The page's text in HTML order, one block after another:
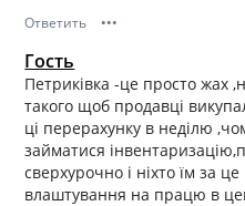
Ответить •••
Гость
Петриківка -це просто жах
такого щоб продавці
ці перерахунку в неділю
займатися
сверхурочно і ніхто їм за
влаштування на працю в